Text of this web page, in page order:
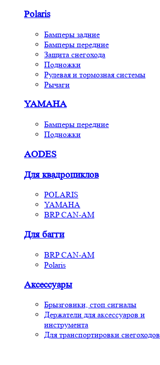
Polaris
Бамперы задние
Бамперы передние
Защита снегохода
Подножки
Рулевая и тормозная системы
Рычаги
YAMAHA
Бамперы передние
Подножки
AODES
Для квадроциклов
POLARIS
YAMAHA
BRP CAN-AM
Для багги
BRP CAN-AM
Polaris
Аксессуары
Брызговики, стоп сигналы
Держатели для аксессуаров и
инструмента
Для транспортировки снегоходов